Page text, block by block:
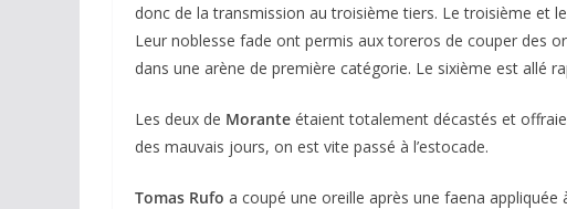
donc de la transmission au troisième tiers. Le troisième et
Leur noblesse fade ont permis aux toreros de couper des
dans une arène de première catégorie. Le sixième est allé
Les deux de Morante étaient totalement décastés et
des mauvais jours, on est vite passé à l’estocade.
Tomas Rufo a coupé une oreille après une faena appliquée